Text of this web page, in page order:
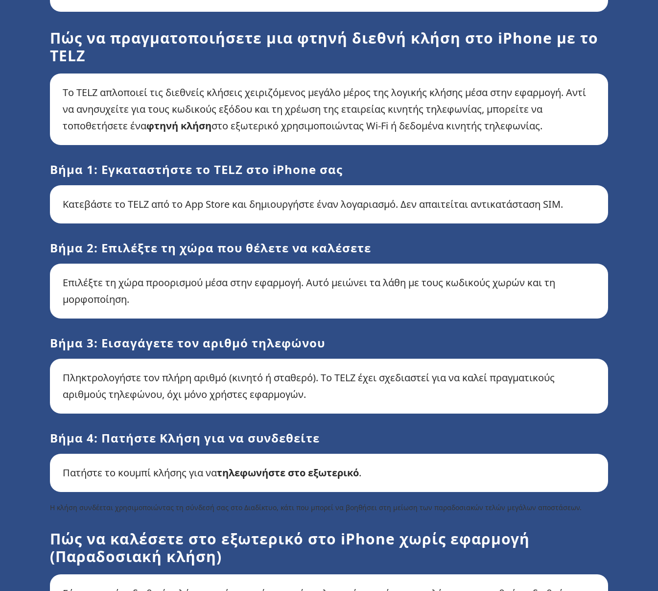
Πώς να πραγματοποιήσετε μια φτηνή διεθνή κλήση στο iPhone με το
TELZ
Το TELZ απλοποιεί τις διεθνείς κλήσεις χειριζόμενος μεγάλο μέρος της λογικής κλήσης μέσα στην εφαρμογή. Αντί
να ανησυχείτε για τους κωδικούς εξόδου και τη χρέωση της εταιρείας κινητής τηλεφωνίας, μπορείτε να
τοποθετήσετε έναφτηνή κλήσηστο εξωτερικό χρησιμοποιώντας Wi-Fi ή δεδομένα κινητής τηλεφωνίας.
Βήμα 1: Εγκαταστήστε το TELZ στο iPhone σας
Κατεβάστε το TELZ από το App Store και δημιουργήστε έναν λογαριασμό. Δεν απαιτείται αντικατάσταση SIM.
Βήμα 2: Επιλέξτε τη χώρα που θέλετε να καλέσετε
Επιλέξτε τη χώρα προορισμού μέσα στην εφαρμογή. Αυτό μειώνει τα λάθη με τους κωδικούς χωρών και τη
μορφοποίηση.
Βήμα 3: Εισαγάγετε τον αριθμό τηλεφώνου
Πληκτρολογήστε τον πλήρη αριθμό (κινητό ή σταθερό). Το TELZ έχει σχεδιαστεί για να καλεί πραγματικούς
αριθμούς τηλεφώνου, όχι μόνο χρήστες εφαρμογών.
Βήμα 4: Πατήστε Κλήση για να συνδεθείτε
Πατήστε το κουμπί κλήσης για νατηλεφωνήστε στο εξωτερικό.
Η κλήση συνδέεται χρησιμοποιώντας τη σύνδεσή σας στο Διαδίκτυο, κάτι που μπορεί να βοηθήσει στη μείωση των παραδοσιακών τελών μεγάλων αποστάσεων.
Πώς να καλέσετε στο εξωτερικό στο iPhone χωρίς εφαρμογή
(Παραδοσιακή κλήση)